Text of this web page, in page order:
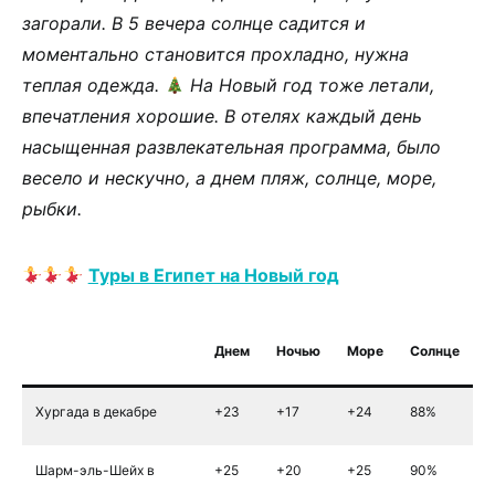
загорали. В 5 вечера солнце садится и
моментально становится прохладно, нужна
теплая одежда.
На Новый год тоже летали,
впечатления хорошие. В отелях каждый день
насыщенная развлекательная программа, было
весело и нескучно, а днем пляж, солнце, море,
рыбки.
Туры в Египет на Новый год
Днем Ночью Море Солнце
Хургада в декабре +23 +17 +24 88%
Шарм-эль-Шейх в
+25 +20 +25 90%